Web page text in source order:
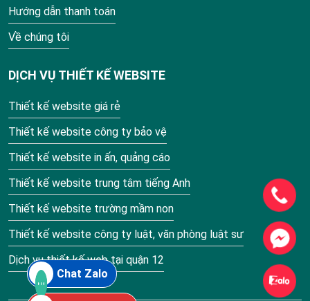
Hướng dẫn thanh toán
Về chúng tôi
DỊCH VỤ THIẾT KẾ WEBSITE
Thiết kế website giá rẻ
Thiết kế website công ty bảo vệ
Thiết kế website in ấn, quảng cáo
Thiết kế website trung tâm tiếng Anh
Thiết kế website trường mầm non
Thiết kế website công ty luật, văn phòng luật sư
Dịch vụ thiết kế web tại quận 12
Chat Zalo